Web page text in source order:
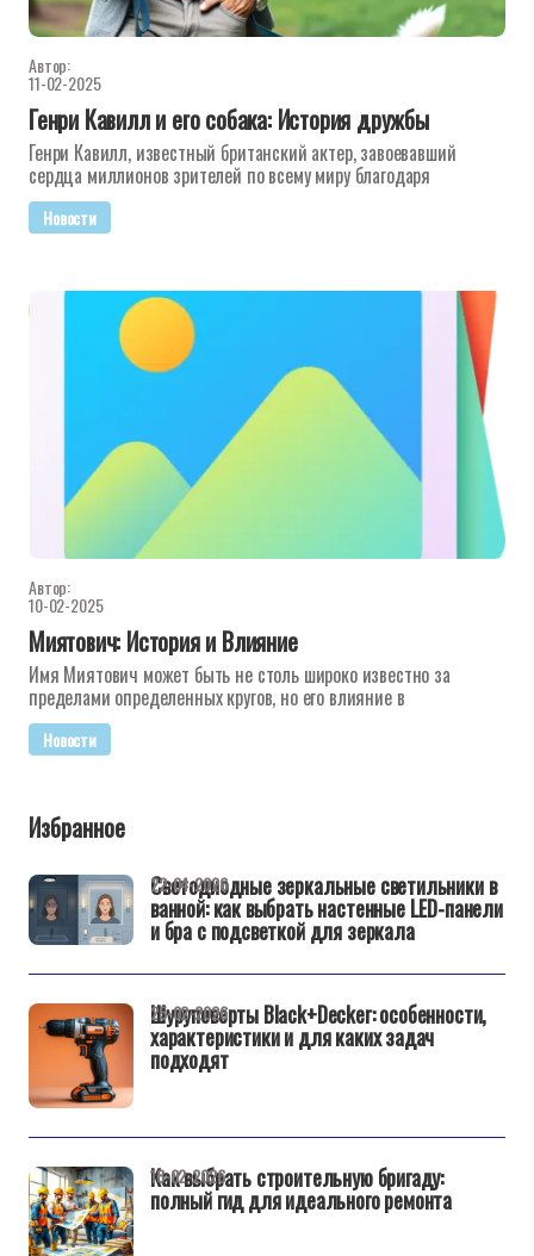
Автор:
11-02-2025
Генри Кавилл и его собака: История дружбы
Генри Кавилл, известный британский актер, завоевавший
сердца миллионов зрителей по всему миру благодаря
Новости
Автор:
10-02-2025
Миятович: История и Влияние
Имя Миятович может быть не столь широко известно за
пределами определенных кругов, но его влияние в
Новости
Избранное
Светодиодные зеркальные светильники в
ванной: как выбрать настенные LED-панели
и бра с подсветкой для зеркала
22-04-2026
Шуруповерты Black+Decker: особенности,
характеристики и для каких задач
подходят
25-02-2026
Как выбрать строительную бригаду:
полный гид для идеального ремонта
18-02-2026